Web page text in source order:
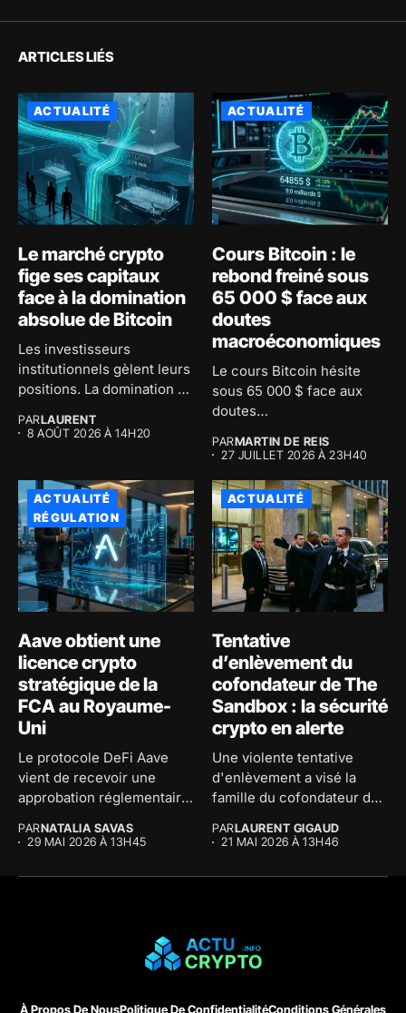
ARTICLES LIÉS
ACTUALITÉ
Le marché crypto
fige ses capitaux
face à la domination
absolue de Bitcoin
Les investisseurs
institutionnels gèlent leurs
positions. La domination de
PARLAURENT
8 AOÛT 2026 À 14H20
ACTUALITÉ
Cours Bitcoin : le
rebond freiné sous
65 000 $ face aux
doutes
macroéconomiques
Le cours Bitcoin hésite
sous 65 000 $ face aux
doutes
PARMARTIN DE REIS
27 JUILLET 2026 À 23H40
ACTUALITÉ
RÉGULATION
Aave obtient une
licence crypto
stratégique de la
FCA au Royaume-
Uni
Le protocole DeFi Aave
vient de recevoir une
approbation réglementaire
PARNATALIA SAVAS
29 MAI 2026 À 13H45
ACTUALITÉ
Tentative
d’enlèvement du
cofondateur de The
Sandbox : la sécurité
crypto en alerte
Une violente tentative
d'enlèvement a visé la
famille du cofondateur de
PARLAURENT GIGAUD
21 MAI 2026 À 13H46
À Propos De NousPolitique De ConfidentialitéConditions Générales